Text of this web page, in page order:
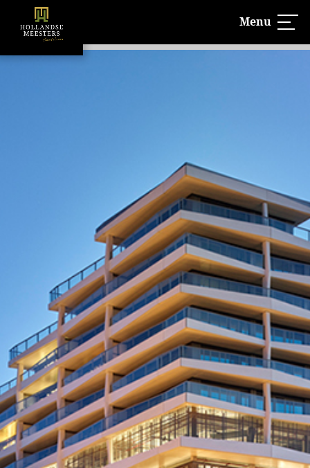
Menu
UITVERKOCHT!
Hollandse Meesters is 100% verkocht
Lees meer